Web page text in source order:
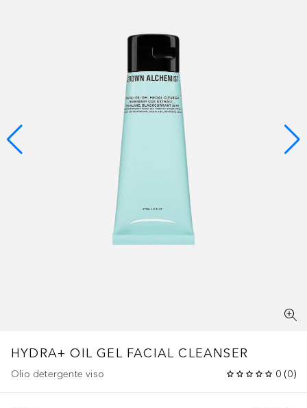
HYDRA+ OIL GEL FACIAL CLEANSER
Olio detergente viso 0 (0)